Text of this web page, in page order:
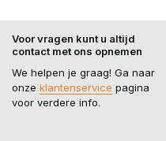
Voor vragen kunt u altijd
contact met ons opnemen
We helpen je graag! Ga naar
onze klantenservice pagina
voor verdere info.